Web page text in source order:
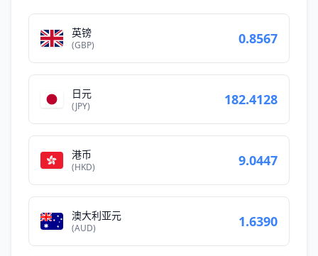
英镑
(GBP) 0.8567
日元
(JPY) 182.4128
港币
(HKD) 9.0447
澳大利亚元
(AUD) 1.6390